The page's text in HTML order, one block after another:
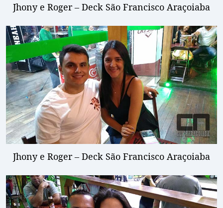
Jhony e Roger – Deck São Francisco Araçoiaba
Jhony e Roger – Deck São Francisco Araçoiaba